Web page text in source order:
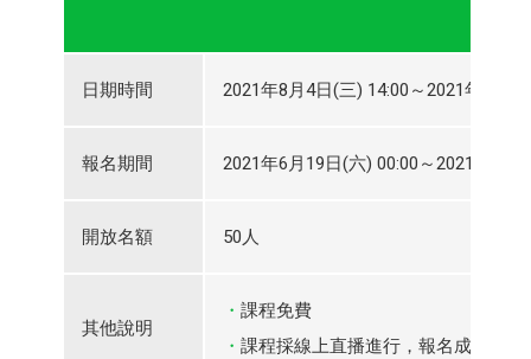
日期時間 2021年8月4日(三) 14:00～2021年8月4
報名期間 2021年6月19日(六) 00:00～2021年8月
開放名額 50人
其他說明
課程免費
課程採線上直播進行，報名成功將同